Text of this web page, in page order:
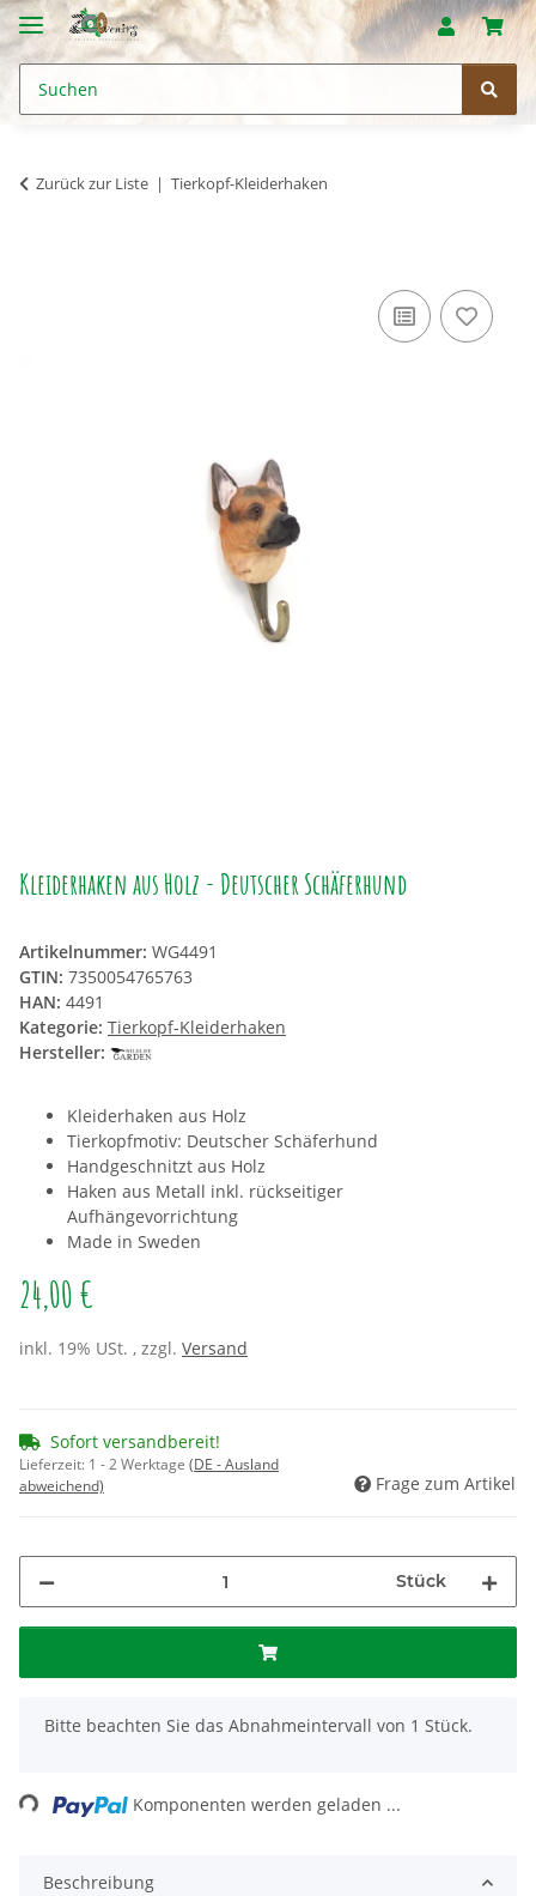
Zurück zur Liste Tierkopf-Kleiderhaken
Kleiderhaken aus Holz - Deutscher Schäferhund
Artikelnummer: WG4491
GTIN: 7350054765763
HAN: 4491
Kategorie: Tierkopf-Kleiderhaken
Hersteller:
Kleiderhaken aus Holz
Tierkopfmotiv: Deutscher Schäferhund
Handgeschnitzt aus Holz
Haken aus Metall inkl. rückseitiger
Aufhängevorrichtung
Made in Sweden
24,00 €
inkl. 19% USt. , zzgl. Versand
Sofort versandbereit!
Lieferzeit: 1 - 2 Werktage (DE - Ausland
abweichend)
Frage zum Artikel
Stück
x
Bitte beachten Sie das Abnahmeintervall von 1 Stück.
Komponenten werden geladen ...
Beschreibung